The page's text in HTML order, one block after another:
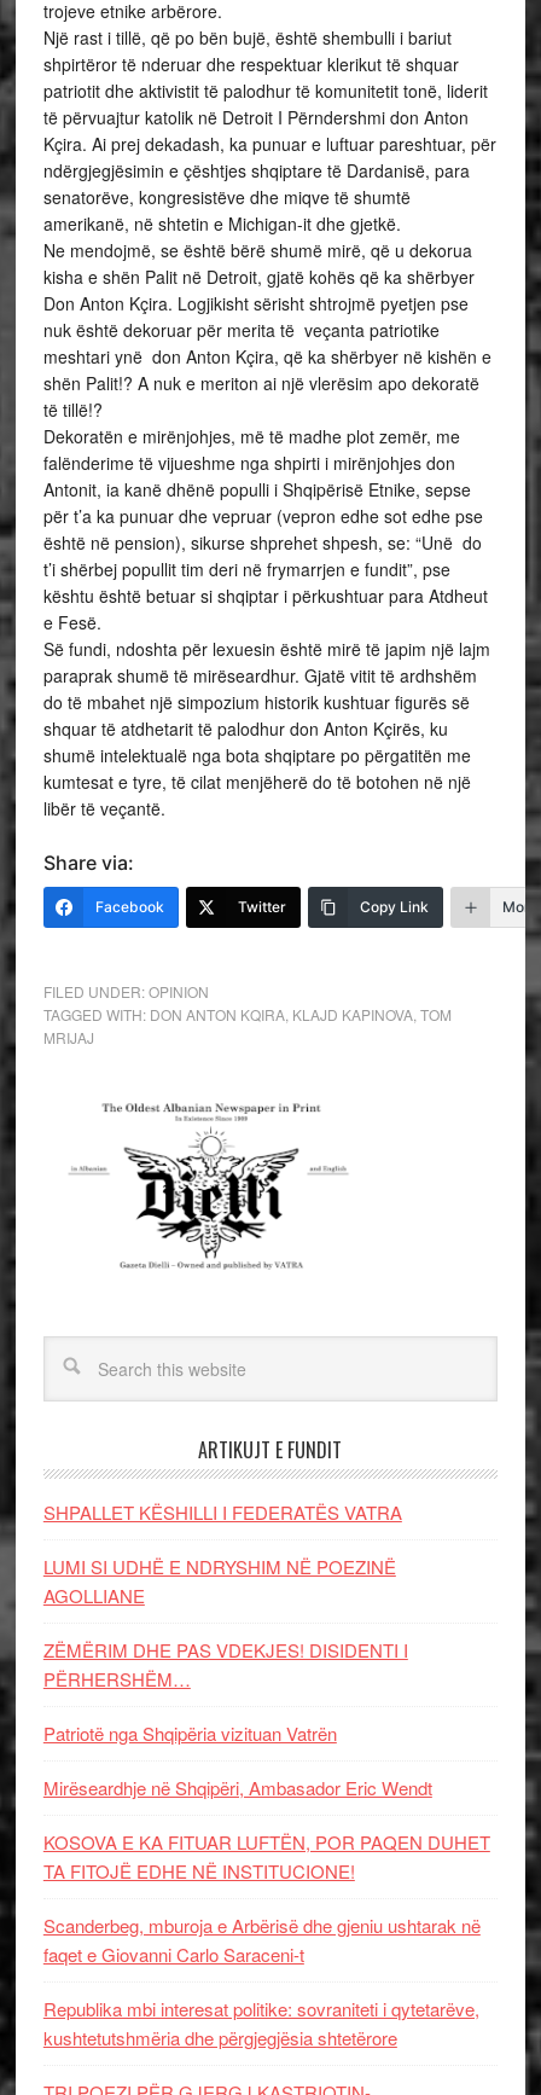
trojeve etnike arbërore.
Një rast i tillë, që po bën bujë, është shembulli i bariut
shpirtëror të nderuar dhe respektuar klerikut të shquar
patriotit dhe aktivistit të palodhur të komunitetit tonë, liderit
të përvuajtur katolik në Detroit I Përndershmi don Anton
Kçira. Ai prej dekadash, ka punuar e luftuar pareshtuar, për
ndërgjegjësimin e çështjes shqiptare të Dardanisë, para
senatorëve, kongresistëve dhe miqve të shumtë
amerikanë, në shtetin e Michigan-it dhe gjetkë.
Ne mendojmë, se është bërë shumë mirë, që u dekorua
kisha e shën Palit në Detroit, gjatë kohës që ka shërbyer
Don Anton Kçira. Logjikisht sërisht shtrojmë pyetjen pse
nuk është dekoruar për merita të veçanta patriotike
meshtari ynë don Anton Kçira, që ka shërbyer në kishën e
shën Palit!? A nuk e meriton ai një vlerësim apo dekoratë
të tillë!?
Dekoratën e mirënjohjes, më të madhe plot zemër, me
falënderime të vijueshme nga shpirti i mirënjohjes don
Antonit, ia kanë dhënë populli i Shqipërisë Etnike, sepse
për t’a ka punuar dhe vepruar (vepron edhe sot edhe pse
është në pension), sikurse shprehet shpesh, se: “Unë do
t’i shërbej popullit tim deri në frymarrjen e fundit”, pse
kështu është betuar si shqiptar i përkushtuar para Atdheut
e Fesë.
Së fundi, ndoshta për lexuesin është mirë të japim një lajm
paraprak shumë të mirëseardhur. Gjatë vitit të ardhshëm
do të mbahet një simpozium historik kushtuar figurës së
shquar të atdhetarit të palodhur don Anton Kçirës, ku
shumë intelektualë nga bota shqiptare po përgatitën me
kumtesat e tyre, të cilat menjëherë do të botohen në një
libër të veçantë.
Share via:
Facebook Twitter Copy Link More
FILED UNDER:OPINION
TAGGED WITH: DON ANTON KQIRA, KLAJD KAPINOVA, TOM
MRIJAJ
ARTIKUJT E FUNDIT
SHPALLET KËSHILLI I FEDERATËS VATRA
LUMI SI UDHË E NDRYSHIM NË POEZINË
AGOLLIANE
ZËMËRIM DHE PAS VDEKJES! DISIDENTI I
PËRHERSHËM…
Patriotë nga Shqipëria vizituan Vatrën
Mirëseardhje në Shqipëri, Ambasador Eric Wendt
KOSOVA E KA FITUAR LUFTËN, POR PAQEN DUHET
TA FITOJË EDHE NË INSTITUCIONE!
Scanderbeg, mburoja e Arbërisë dhe gjeniu ushtarak në
faqet e Giovanni Carlo Saraceni-t
Republika mbi interesat politike: sovraniteti i qytetarëve,
kushtetutshmëria dhe përgjegjësia shtetërore